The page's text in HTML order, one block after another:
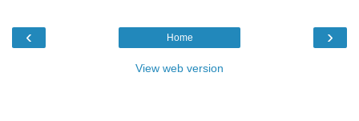
‹ ›
Home
View web version